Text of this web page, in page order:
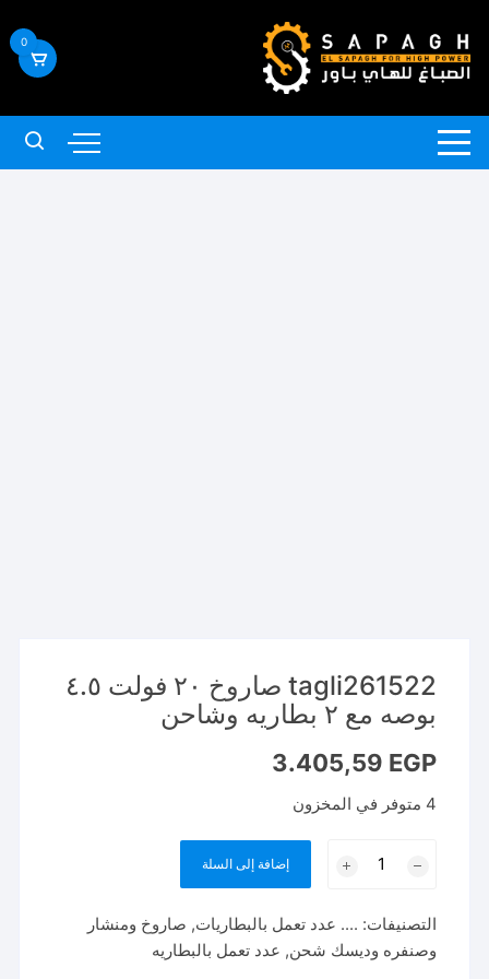
إلى
المحتوى
0
tagli261522 صاروخ ٢٠ فولت ٤.٥
بوصه مع ٢ بطاريه وشاحن
3.405,59 EGP
4 متوفر في المخزون
tagli261522
٢٠
فولت
إضافة إلى السلة
التصنيفات: .... عدد تعمل بالبطاريات, صاروخ ومنشار
وصنفره وديسك شحن, عدد تعمل بالبطاريه